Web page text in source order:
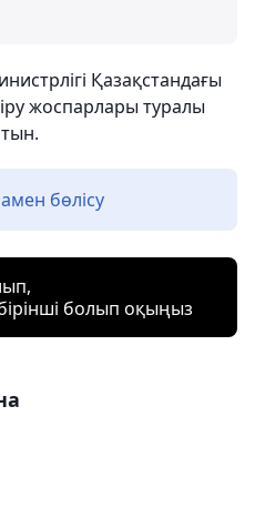
Қазақстандағы
жоспарлары туралы
бөлісу
болып оқыңыз